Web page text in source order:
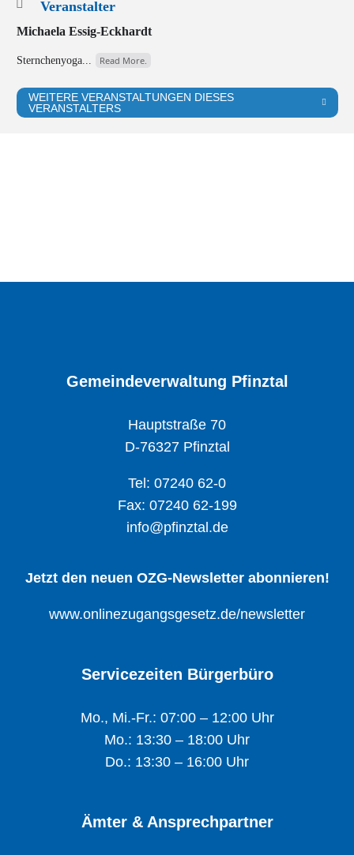
Veranstalter
Michaela Essig-Eckhardt
Sternchenyoga... Read More.
WEITERE VERANSTALTUNGEN DIESES
VERANSTALTERS
Gemeindeverwaltung Pfinztal
Hauptstraße 70
D-76327 Pfinztal
Tel: 07240 62-0
Fax: 07240 62-199
info@pfinztal.de
Jetzt den neuen OZG-Newsletter abonnieren!
www.onlinezugangsgesetz.de/newsletter
Servicezeiten Bürgerbüro
Mo., Mi.-Fr.: 07:00 – 12:00 Uhr
Mo.: 13:30 – 18:00 Uhr
Do.: 13:30 – 16:00 Uhr
Ämter & Ansprechpartner